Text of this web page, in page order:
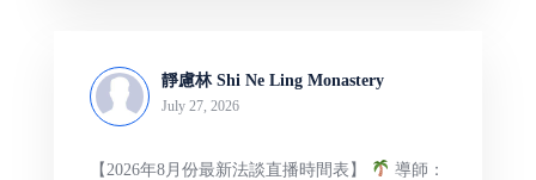
靜慮林 Shi Ne Ling Monastery
July 27, 2026
【2026年8月份最新法談直播時間表】
導師：